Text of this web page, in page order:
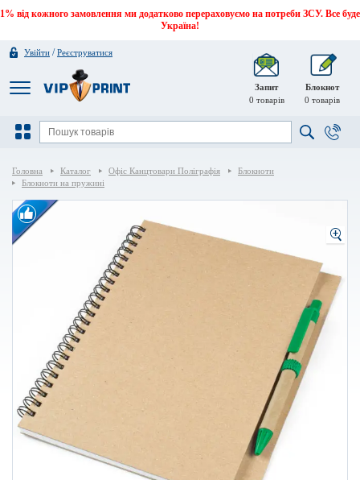
1% від кожного замовлення ми додатково перераховуємо на потреби ЗСУ. Все буде
Україна!
Увійти /Реєструватися
Запит
0 товарів
Блокнот
0 товарів
Головна Каталог Офіс Канцтовари Поліграфія
Блокноти
Блокноти на пружині